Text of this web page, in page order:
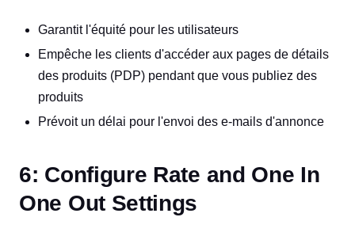
Garantit l'équité pour les utilisateurs
Empêche les clients d'accéder aux pages de détails
des produits (PDP) pendant que vous publiez des
produits
Prévoit un délai pour l'envoi des e-mails d'annonce
6: Configure Rate and One In
One Out Settings